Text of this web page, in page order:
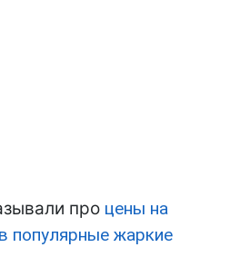
про цены на
популярные жаркие